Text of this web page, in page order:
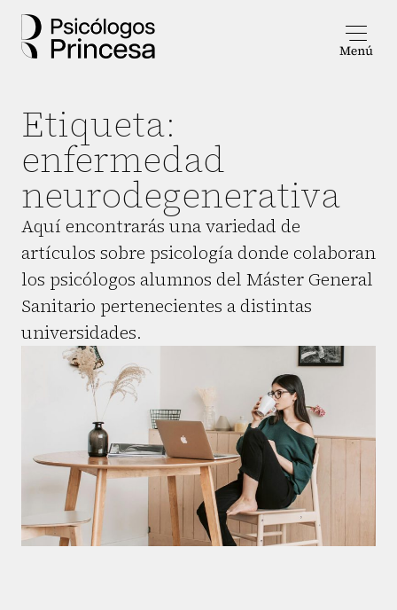
Etiqueta:
enfermedad
neurodegenerativa
Aquí encontrarás una variedad de
artículos sobre psicología donde colaboran
los psicólogos alumnos del Máster General
Sanitario pertenecientes a distintas
universidades.